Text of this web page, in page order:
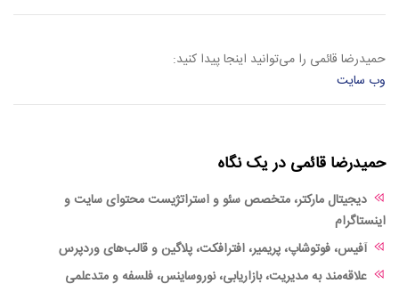
حمیدرضا قائمی را می‌توانید اینجا پیدا کنید:
وب سایت
حمیدرضا قائمی در یک نگاه
دیجیتال مارکتر، متخصص سئو و استراتژیست محتوای سایت و
اینستاگرام
آفیس، فوتوشاپ، پریمیر، افترافکت، پلاگین و قالب‌های وردپرس
علاقه‌مند به مدیریت، بازاریابی، نوروساینس، فلسفه و متدعلمی